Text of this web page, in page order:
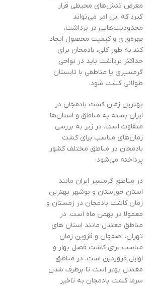
معرض تنش‌های محیطی قرار
گیرد که این امر می‌تواند
محدودیت‌هایی در برداشت،
بهره‌وری و کیفیت محصول ایجاد
کند.به طور کلی، بادمجان برای
حداکثر برداشت باید در نواحی
گرمسیری یا مناطقی با تابستان
طولانی کشت شود.
بهترین زمان کشت بادمجان در
ایران بسته به مناطق و استان‌ها
متفاوت است. در زیر به بررسی
زمان‌های مناسب برای کشت
بادمجان در مناطق مختلف کشور
پرداخته می‌شود:
در مناطق گرمسیر ایران مانند
استان خوزستان و بوشهر بهترین
زمان کاشت بادمجان در زمستان و
معمولا در بهمن ماه است. در
مناطق معتدل مانند استان های
تهران، اصفهان و قزوین زمان
مناسب برای کاشت فصل بهار و
اوایل فروردین است. در مناطق
معتدل بهتر است تا برطرف شدن
سرما کشت بادمجان به تاخیر